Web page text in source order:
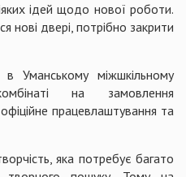
ідей щодо нової роботи.
нові двері, потрібно закрити
Уманському міжшкільному
на замовлення
працевлаштування та
яка потребує багато